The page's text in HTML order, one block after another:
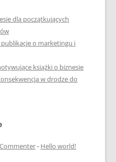
dla początkujących
publikacje o marketingu i
książki o biznesie
w drodze do
- Hello world!